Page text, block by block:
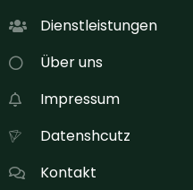
Dienstleistungen
Über uns
Impressum
Datenshcutz
Kontakt